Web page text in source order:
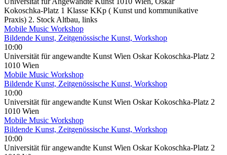
Kokoschka-Platz 1 Klasse KKp ( Kunst und kommunikative
Praxis) 2. Stock Altbau, links
Mobile Music Workshop
Bildende Kunst, Zeitgenössische Kunst, Workshop
10:00
Universität für angewandte Kunst Wien Oskar Kokoschka-Platz 2
1010 Wien
Mobile Music Workshop
Bildende Kunst, Zeitgenössische Kunst, Workshop
10:00
Universität für angewandte Kunst Wien Oskar Kokoschka-Platz 2
1010 Wien
Mobile Music Workshop
Bildende Kunst, Zeitgenössische Kunst, Workshop
10:00
Universität für angewandte Kunst Wien Oskar Kokoschka-Platz 2